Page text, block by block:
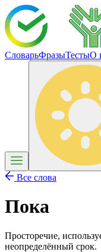
СловарьФразыТестыО
Все слова
Пока
Просторечие,
неопределённый срок.